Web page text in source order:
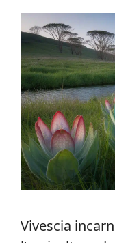
Vivescia